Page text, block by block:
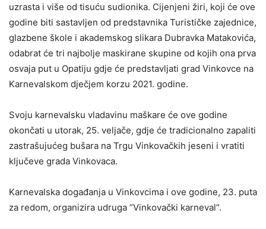
uzrasta i više od tisuću sudionika. Cijenjeni žiri, koji će ove
godine biti sastavljen od predstavnika Turističke zajednice,
glazbene škole i akademskog slikara Dubravka Matakovića,
odabrat će tri najbolje maskirane skupine od kojih ona prva
osvaja put u Opatiju gdje će predstavljati grad Vinkovce na
Karnevalskom dječjem korzu 2021. godine.
Svoju karnevalsku vladavinu maškare će ove godine
okončati u utorak, 25. veljače, gdje će tradicionalno zapaliti
zastrašujućeg bušara na Trgu Vinkovačkih jeseni i vratiti
ključeve grada Vinkovaca.
Karnevalska događanja u Vinkovcima i ove godine, 23. puta
za redom, organizira udruga “Vinkovački karneval”.